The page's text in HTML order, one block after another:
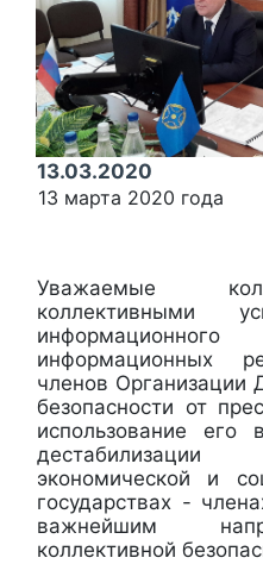
13.03.2020
13 марта
Уважаемые
коллективными
информационных
членов Организации
безопасности от
использование его
дестабилизации
экономической и
государствах -
важнейшим
коллективной